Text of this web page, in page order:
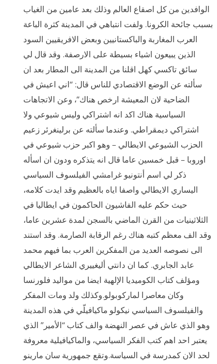
الوافدين من كل اصقاع العالم وذلك بعد عامين من الغياب
بسبب جائحة الكرونا. ولفت انتباهي في المدينة كثرة الباعة
العرب المغاربة والباكستانيين وبعض الافريقيين السود
الذين يبيعون اشياء بسيطة على الارصفة. وقد قال لي
سائق تاكسي كهل اقلنا من المدينة الى المطار بعد ان
سألته عن الوضع الاقتصادي للناس قال: “اني اعيش في
الضاحية لان المعيشة ارخص هناك”، وعن الاتجاهات
السياسية هناك اكد انه اشتراكي وليس شيوعي ولا
اشتراكي ديمقراطي. وعندما سألته عن برلينغرئر زعيم
الحزب الشيوعي الايطالي – وهو اكبر حزب شيوعي في
اوروبا – قبل خمسين عاما قال انه يتذكره ودون ان اسأله
ذكر لي اسم أنتونيو غرامشي الفيلسوف السياسي
اليساري الايطالي واصفا اياه بالعظيم وقد ايدت كلامه،
حيث حكم عليه الفاشيون الحاكمون في ايطاليا في
الثلاثينيات من القرن الماضي بالسجن لمدة عشرين عاما،
وقد الف معظم كتبه هناك رغم الرقابة الصارمة. وقد استند
الى نصوصه العديد من المفكرين العرب بما فيهم محمد
عابد الجابري. كما ان دانتي أليغييري الشاعر الايطالي
ومؤلف كتاب الكوميديا الإلهية ايضا من مواليد فلورنسا
وكان معاصرا لماركوبولو.وكذلك ولد ومات المفكر
والفيلسوف السياسي نيكولو ماكيافيلّي في هذه المدينة
وهو الذي عاش في عصر النهضة والف كتاب “الأمير” الذي
يعتبر احد اهم كتب الفكر السياسي، والماكيافيلية معروفة
لحد الان كمدرسة في السياسة.وتقع جمهورية سان مارينو